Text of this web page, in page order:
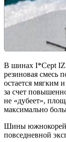
В шинах I*Cept
резиновая смесь
остается мягким
за счет
не «дубеет»,
максимально
Шины
повседневной